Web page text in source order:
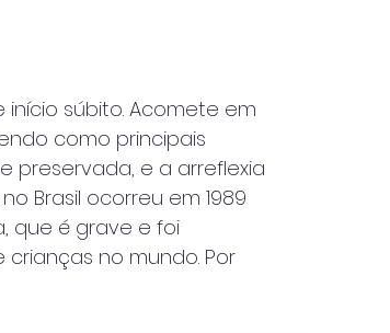
súbito. Acomete em
como principais
preservada, e a arreflexia
Brasil ocorreu em 1989
que é grave e foi
no mundo. Por